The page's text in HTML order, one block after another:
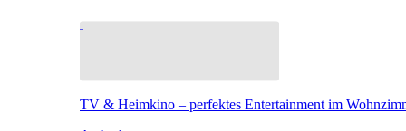
TV & Heimkino – perfektes Entertainment im